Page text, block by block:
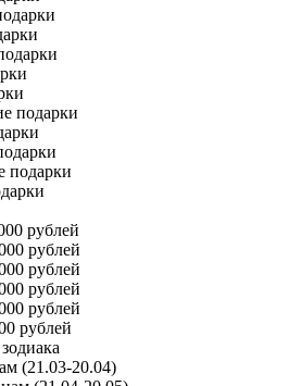
подарки
подарки
рублей
рублей
рублей
рублей
рублей
рублей
(21.03-20.04)